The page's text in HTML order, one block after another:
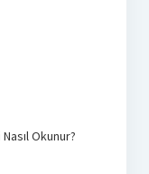
Okunur?